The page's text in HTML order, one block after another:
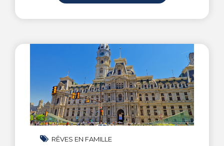
RÊVES EN FAMILLE